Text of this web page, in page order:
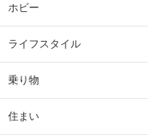
ホビー
ライフスタイル
乗り物
住まい